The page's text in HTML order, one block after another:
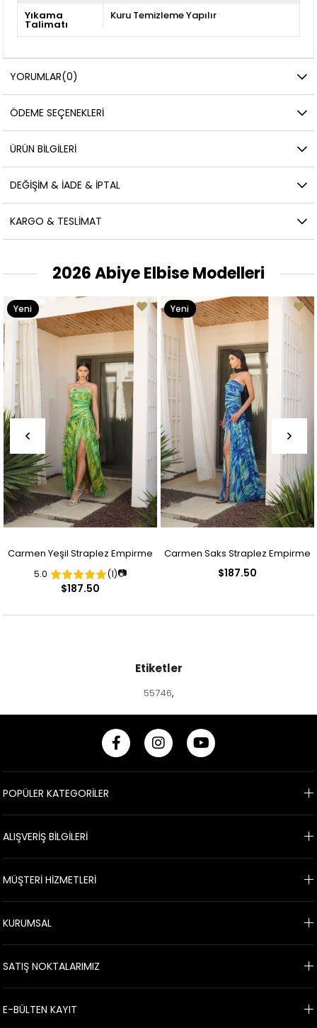
Yıkama
Talimatı
Kuru Temizleme Yapılır
YORUMLAR(0)
ÖDEME SEÇENEKLERI
ÜRÜN BILGILERI
DEĞIŞIM & İADE & İPTAL
KARGO & TESLIMAT
2026 Abiye Elbise Modelleri
Carmen Yeşil Straplez Empirme
Desenli Abiye Elbise
5.0 (1)📷
$187.50
Yeni
Ürün
Carmen Saks Straplez Empirme
$187.50
Yeni
Ürün
Etiketler
55746,
POPÜLER KATEGORİLER
ALIŞVERİŞ BİLGİLERİ
MÜŞTERİ HİZMETLERİ
KURUMSAL
SATIŞ NOKTALARIMIZ
E-BÜLTEN KAYIT